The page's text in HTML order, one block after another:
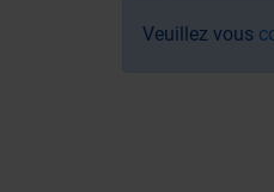
Veuillez vous